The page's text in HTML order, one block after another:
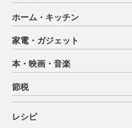
ホーム・キッチン
家電・ガジェット
本・映画・音楽
節税
レシピ